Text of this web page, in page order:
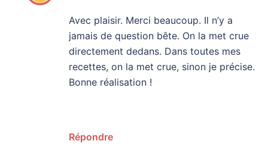
Avec plaisir. Merci beaucoup. Il n’y a
jamais de question bête. On la met crue
directement dedans. Dans toutes mes
recettes, on la met crue, sinon je précise.
Bonne réalisation !
Répondre